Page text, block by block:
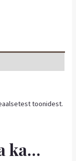
toonidest.
ka…